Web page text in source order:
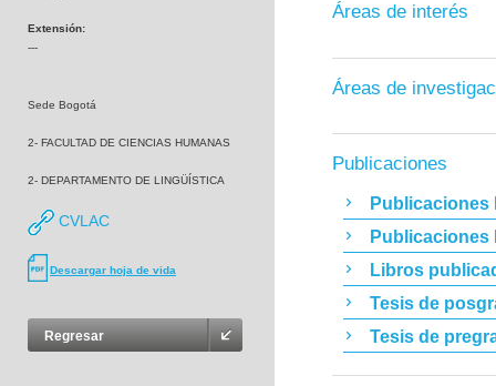
Extensión:
---
Sede Bogotá
2- FACULTAD DE CIENCIAS HUMANAS
2- DEPARTAMENTO DE LINGÜÍSTICA
CVLAC
Descargar hoja de vida
Regresar
Áreas de interés
Áreas de
Publicaciones
Publicaciones
Publicaciones
Libros
Tesis de
Tesis de